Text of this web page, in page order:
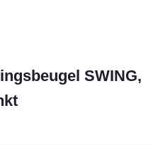
SWING,